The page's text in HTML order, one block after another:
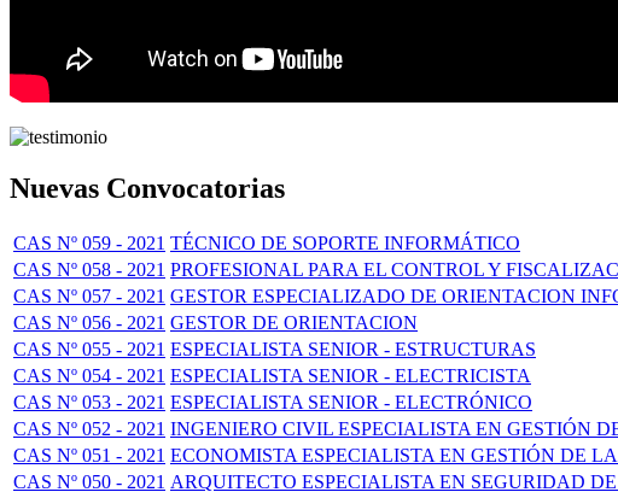
Nuevas Convocatorias
CAS Nº 059 - 2021 TÉCNICO DE SOPORTE INFORMÁTICO
CAS Nº 058 - 2021 PROFESIONAL PARA EL CONTROL Y
CAS Nº 057 - 2021 GESTOR ESPECIALIZADO DE ORIENTACION
CAS Nº 056 - 2021 GESTOR DE ORIENTACION
CAS Nº 055 - 2021 ESPECIALISTA SENIOR - ESTRUCTURAS
CAS Nº 054 - 2021 ESPECIALISTA SENIOR - ELECTRICISTA
CAS Nº 053 - 2021 ESPECIALISTA SENIOR - ELECTRÓNICO
CAS Nº 052 - 2021 INGENIERO CIVIL ESPECIALISTA EN GESTIÓN
CAS Nº 051 - 2021 ECONOMISTA ESPECIALISTA EN GESTIÓN DE
CAS Nº 050 - 2021 ARQUITECTO ESPECIALISTA EN SEGURIDAD